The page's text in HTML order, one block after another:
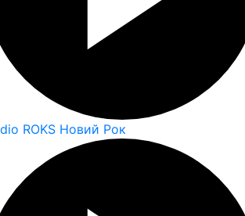
ROKS Новий Рок